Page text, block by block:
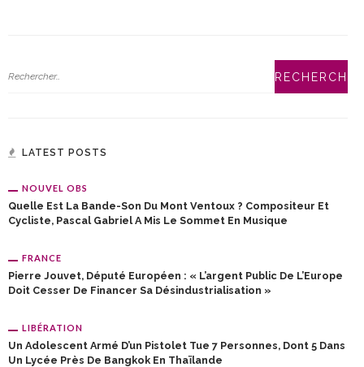
LATEST POSTS
NOUVEL OBS
Quelle Est La Bande-Son Du Mont Ventoux ? Compositeur Et
Cycliste, Pascal Gabriel A Mis Le Sommet En Musique
FRANCE
Pierre Jouvet, Député Européen : « L’argent Public De L’Europe
Doit Cesser De Financer Sa Désindustrialisation »
LIBÉRATION
Un Adolescent Armé D’un Pistolet Tue 7 Personnes, Dont 5 Dans
Un Lycée Près De Bangkok En Thaïlande